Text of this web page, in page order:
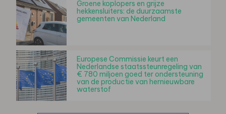
Groene koplopers en grijze
hekkensluiters: de duurzaamste
gemeenten van Nederland
Europese Commissie keurt een
Nederlandse staatssteunregeling van
€ 780 miljoen goed ter ondersteuning
van de productie van hernieuwbare
waterstof